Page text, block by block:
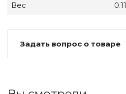
Вес 0.11
Задать вопрос о товаре